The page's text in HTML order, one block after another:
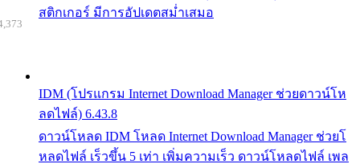
สติกเกอร์ มีการอัปเดตสม่ำเสมอ
IDM (โปรแกรม Internet Download Manager ช่วยดาวน์โห
ลดไฟล์) 6.43.8
ดาวน์โหลด IDM โหลด Internet Download Manager ช่วยโ
หลดไฟล์ เร็วขึ้น 5 เท่า เพิ่มความเร็ว ดาวน์โหลดไฟล์ เพล